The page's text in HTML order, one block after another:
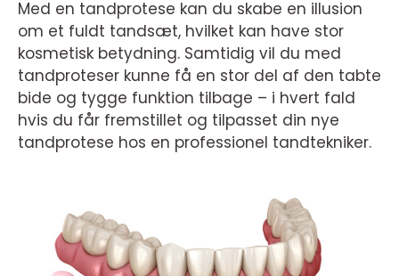
Med en tandprotese kan du skabe en illusion
om et fuldt tandsæt, hvilket kan have stor
kosmetisk betydning. Samtidig vil du med
tandproteser kunne få en stor del af den tabte
bide og tygge funktion tilbage – i hvert fald
hvis du får fremstillet og tilpasset din nye
tandprotese hos en professionel tandtekniker.